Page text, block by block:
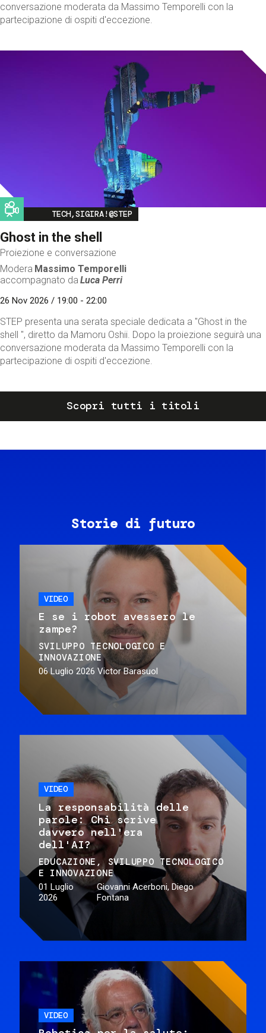
conversazione moderata da Massimo Temporelli con la
partecipazione di ospiti d'eccezione.
Image
TECH,SIGIRA!@STEP
Ghost in the shell
Proiezione e conversazione
Modera Massimo Temporelli
accompagnato da Luca Perri
26 Nov 2026 / 19:00 - 22:00
STEP presenta una serata speciale dedicata a "Ghost in the
shell ", diretto da Mamoru Oshii. Dopo la proiezione seguirà una
conversazione moderata da Massimo Temporelli con la
partecipazione di ospiti d'eccezione.
Scopri tutti i titoli
Storie di futuro
VIDEO
E se i robot avessero le
zampe?
SVILUPPO TECNOLOGICO E
INNOVAZIONE
06 Luglio 2026 Victor Barasuol
VIDEO
La responsabilità delle
parole: Chi scrive
davvero nell'era
dell'AI?
EDUCAZIONE
SVILUPPO TECNOLOGICO
E INNOVAZIONE
01 Luglio
2026
Giovanni Acerboni, Diego
Fontana
VIDEO